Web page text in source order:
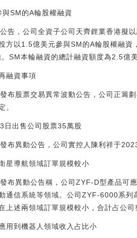
SM的A輪股權融資
告，公司全資子公司天齊鋰業香港
方以1.5億美元參與SM的A輪股權融
SM本輪融資的總計融資額度為2.5億
融資事項
布股票交易異常波動公告，公司正籌
。
日出售公司股票35萬股
布異動公告，公司實控人陳利祥于
星導航領域訂單規模較小
布異動公告稱，公司ZYF-D型產品可
通信系統等領域。公司ZYF-6000系
上述兩領域訂單規模較小，合計占公
用到機器人領域收入占比小